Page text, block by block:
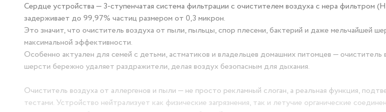
Сердце устройства — 3-ступенчатая система фильтрации с очистителем воздуха с нера фильтром
задерживает до 99,97% частиц размером от 0,3 микрон.
Это значит, что очиститель воздуха от пыли, пыльцы, спор плесени, бактерий и даже мельчайшей
максимальной эффективности.
Особенно актуален для семей с детьми, астматиков и владельцев домашних питомцев —
шерсти бережно удаляет раздражители, делая воздух безопасным для дыхания.
Очиститель воздуха от аллергенов и пыли — не просто рекламный слоган, а реальная функция,
тестами. Устройство нейтрализует как физические загрязнения, так и летучие органические